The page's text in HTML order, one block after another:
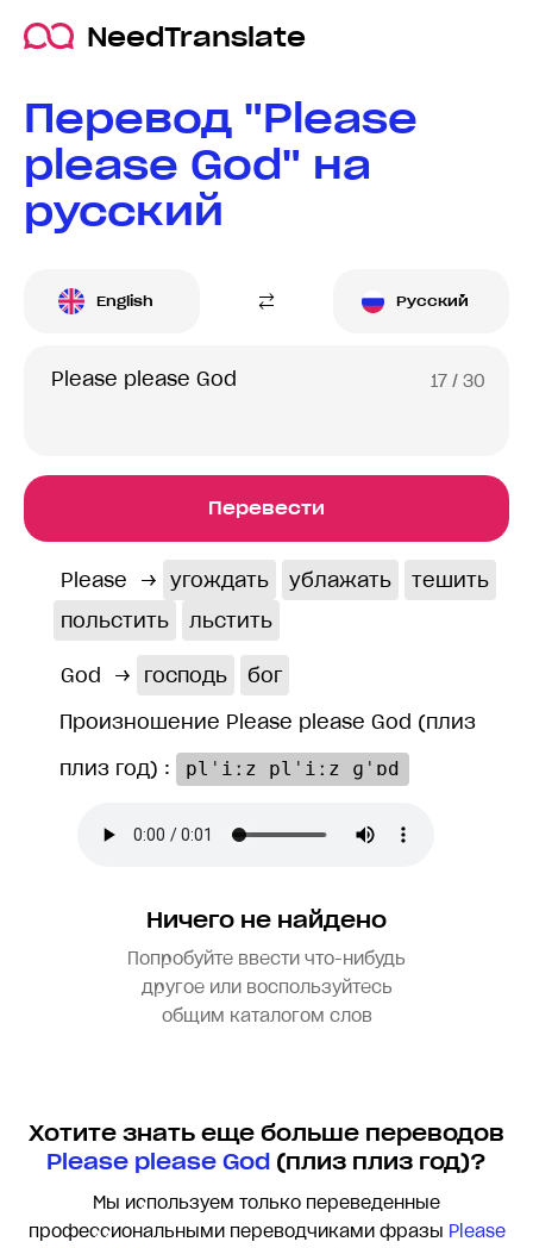
NeedTranslate
Перевод "Please
please God" на
русский
English Русский
17 / 30
Перевести
Please → угождать ублажать
тешить
польстить
льстить
God → господь
бог
Произношение Please please God (плиз
плиз год) :
plˈiːz plˈiːz ɡˈɒd
Ничего не найдено
Попробуйте ввести что-нибудь
другое или воспользуйтесь
общим каталогом слов
Хотите знать еще больше переводов
Please please God (плиз плиз год)?
Мы используем только переведенные
профессиональными переводчиками фразы Please